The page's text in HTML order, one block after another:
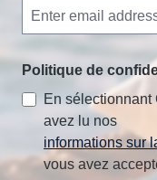
Politique de
En sélectionnant
avez lu nos
informations sur
vous avez